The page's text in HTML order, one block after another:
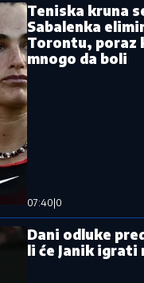
Argentinac otvorio
Srbija izgubila košem u
sekundi, veliko
nikako nije dobro
Detalji plenumaškog
Kokanoviću! Evo šta